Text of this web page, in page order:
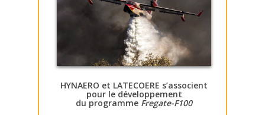
HYNAERO et LATECOERE s’associent
pour le développement
du programme Fregate-F100